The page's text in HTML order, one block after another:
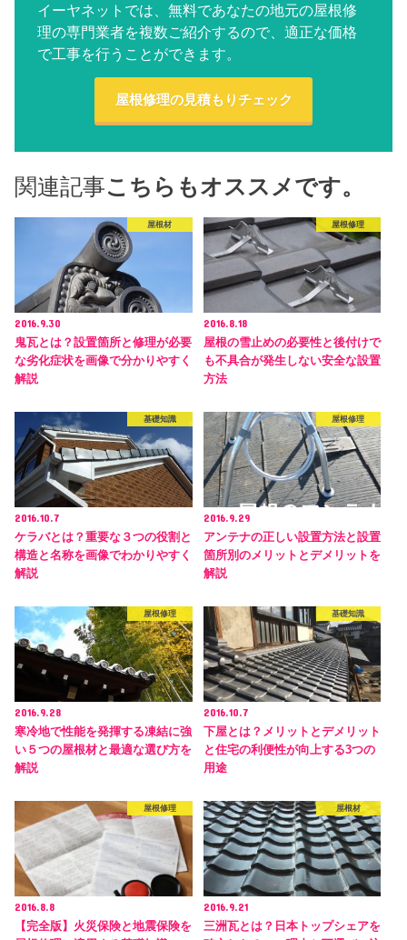
イーヤネットでは、無料であなたの地元の屋根修
理の専門業者を複数ご紹介するので、適正な価格
で工事を行うことができます。
屋根修理の見積もりチェック
関連記事こちらもオススメです。
屋根材
2016.9.30
鬼瓦とは？設置箇所と修理が必要
な劣化症状を画像で分かりやすく
解説
屋根修理
2016.8.18
屋根の雪止めの必要性と後付けで
も不具合が発生しない安全な設置
方法
基礎知識
2016.10.7
ケラバとは？重要な３つの役割と
構造と名称を画像でわかりやすく
解説
屋根修理
2016.9.29
アンテナの正しい設置方法と設置
箇所別のメリットとデメリットを
解説
屋根修理
2016.9.28
寒冷地で性能を発揮する凍結に強
い５つの屋根材と最適な選び方を
解説
基礎知識
2016.10.7
下屋とは？メリットとデメリット
と住宅の利便性が向上する3つの
用途
屋根修理
2016.8.8
【完全版】火災保険と地震保険を
屋根材
2016.9.21
三洲瓦とは？日本トップシェアを